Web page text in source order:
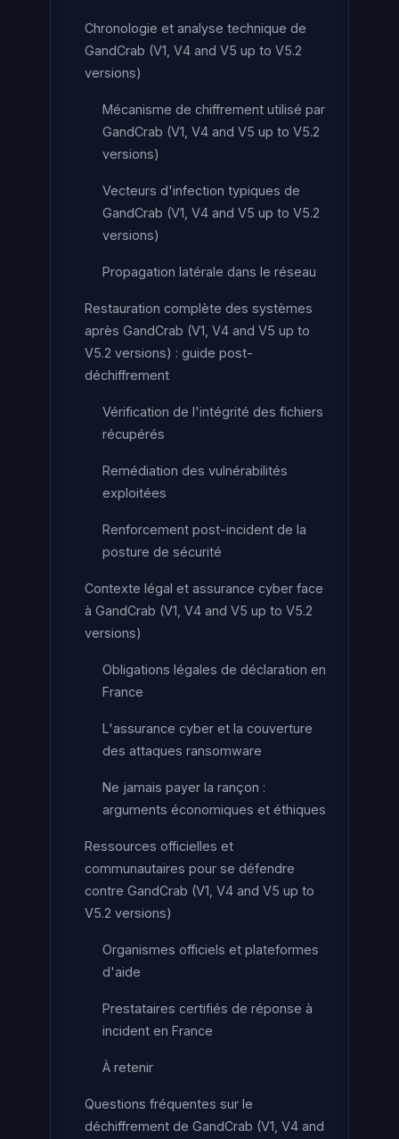
Chronologie et analyse technique de
GandCrab (V1, V4 and V5 up to V5.2
versions)
Mécanisme de chiffrement utilisé par
GandCrab (V1, V4 and V5 up to V5.2
versions)
Vecteurs d'infection typiques de
GandCrab (V1, V4 and V5 up to V5.2
versions)
Propagation latérale dans le réseau
Restauration complète des systèmes
après GandCrab (V1, V4 and V5 up to
V5.2 versions) : guide post-
déchiffrement
Vérification de l'intégrité des fichiers
récupérés
Remédiation des vulnérabilités
exploitées
Renforcement post-incident de la
posture de sécurité
Contexte légal et assurance cyber face
à GandCrab (V1, V4 and V5 up to V5.2
versions)
Obligations légales de déclaration en
France
L'assurance cyber et la couverture
des attaques ransomware
Ne jamais payer la rançon :
arguments économiques et éthiques
Ressources officielles et
communautaires pour se défendre
contre GandCrab (V1, V4 and V5 up to
V5.2 versions)
Organismes officiels et plateformes
d'aide
Prestataires certifiés de réponse à
incident en France
À retenir
Questions fréquentes sur le
déchiffrement de GandCrab (V1, V4 and